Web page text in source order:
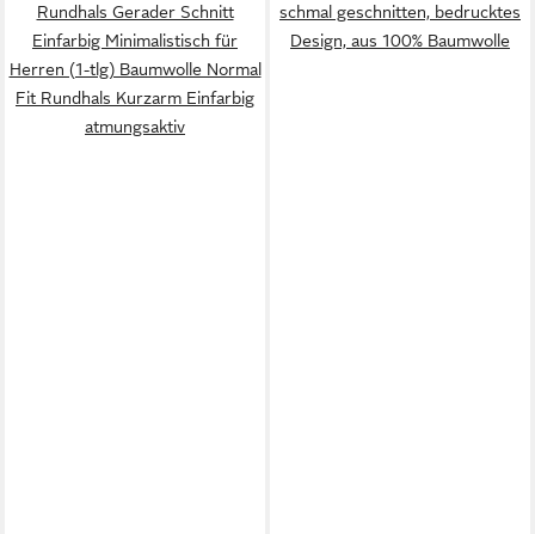
Rundhals Gerader Schnitt
Einfarbig Minimalistisch für
Herren (1-tlg) Baumwolle Normal
Fit Rundhals Kurzarm Einfarbig
atmungsaktiv
schmal geschnitten, bedrucktes
Design, aus 100% Baumwolle